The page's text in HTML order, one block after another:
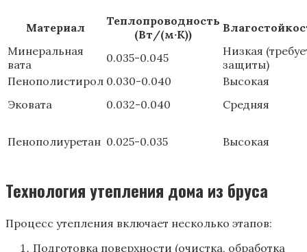
Материал
Теплопроводность
(Вт/(м·К))
Минеральная
вата
0.035-0.045
Низкая
защиты)
Пенополистирол 0.030-0.040
Высокая
Эковата
0.032-0.040 Средняя
Пенополиуретан 0.025-0.035 Высокая
Технология утепления дома из бруса
Процесс утепления включает несколько этапов:
Подготовка поверхности (очистка, обработка